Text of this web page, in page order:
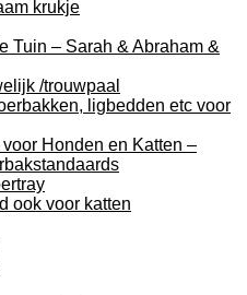
krukje
Tuin – Sarah & Abraham &
/trouwpaal
ligbedden etc voor
Honden en Katten –
ook voor katten